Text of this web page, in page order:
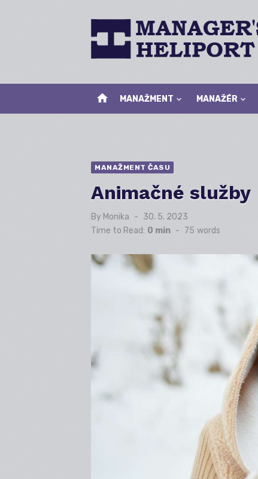
home MANAŽMENT MANAŽÉR
MANAŽMENT ČASU
Animačné služby
By Monika
Posted
on
30. 5. 2023
Time to Read: 0 min - 75 words